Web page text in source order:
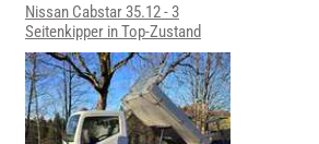
Nissan Cabstar 35.12 - 3
Seitenkipper in Top-Zustand